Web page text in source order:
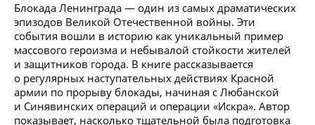
Блокада Ленинграда — один из самых драматических
эпизодов Великой Отечественной войны. Эти
события вошли в историю как уникальный пример
массового героизма и небывалой стойкости жителей
и защитников города. В книге рассказывается
о регулярных наступательных действиях Красной
армии по прорыву блокады, начиная с Любанской
и Синявинских операций и операции «Искра». Автор
показывает, насколько тщательной была подготовка